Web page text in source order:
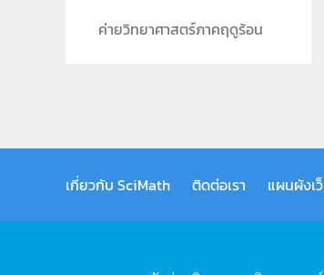
ค่ายวิทยาศาสตร์ภาคฤดูร้อน
เกี่ยวกับ SciMath ติดต่อเรา แผนผังเ